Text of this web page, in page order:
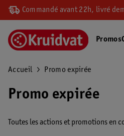
Commandé avant 22h, livré
Promos
Accueil Promo expirée
Promo expirée
Toutes les actions et promotions en